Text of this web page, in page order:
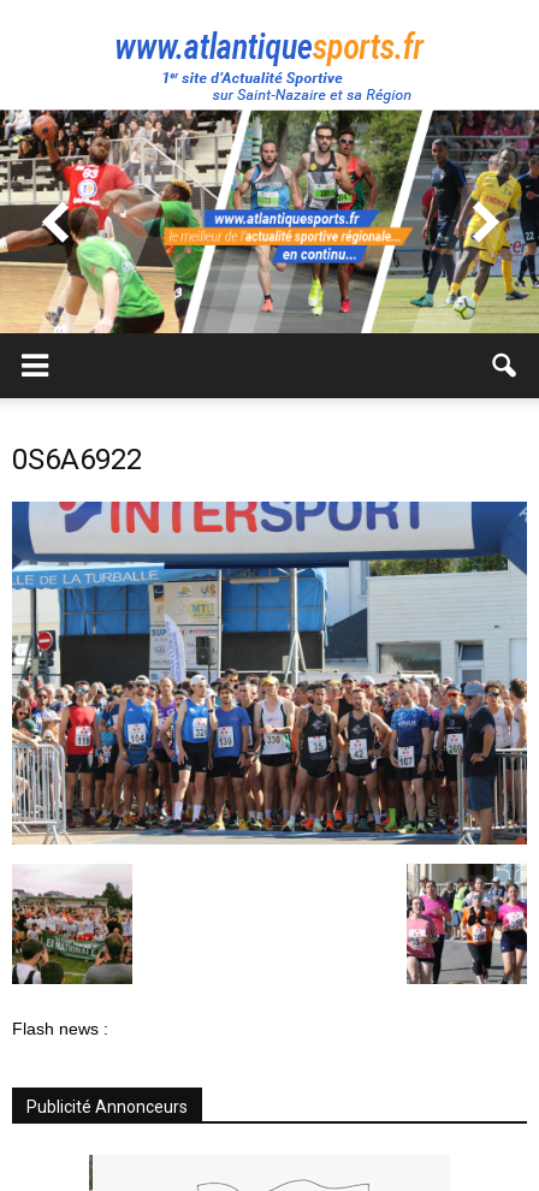
Atlantique
Sport
0S6A6922
Flash news :
Publicité Annonceurs